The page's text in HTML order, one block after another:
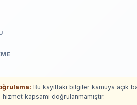
Bu kayıttaki bilgiler kamuya açık
kapsamı doğrulanmamıştır.